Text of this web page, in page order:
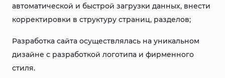
автоматической и быстрой загрузки данных, внести
корректировки в структуру страниц, разделов;
Разработка сайта осуществлялась на уникальном
дизайне с разработкой логотипа и фирменного
стиля.